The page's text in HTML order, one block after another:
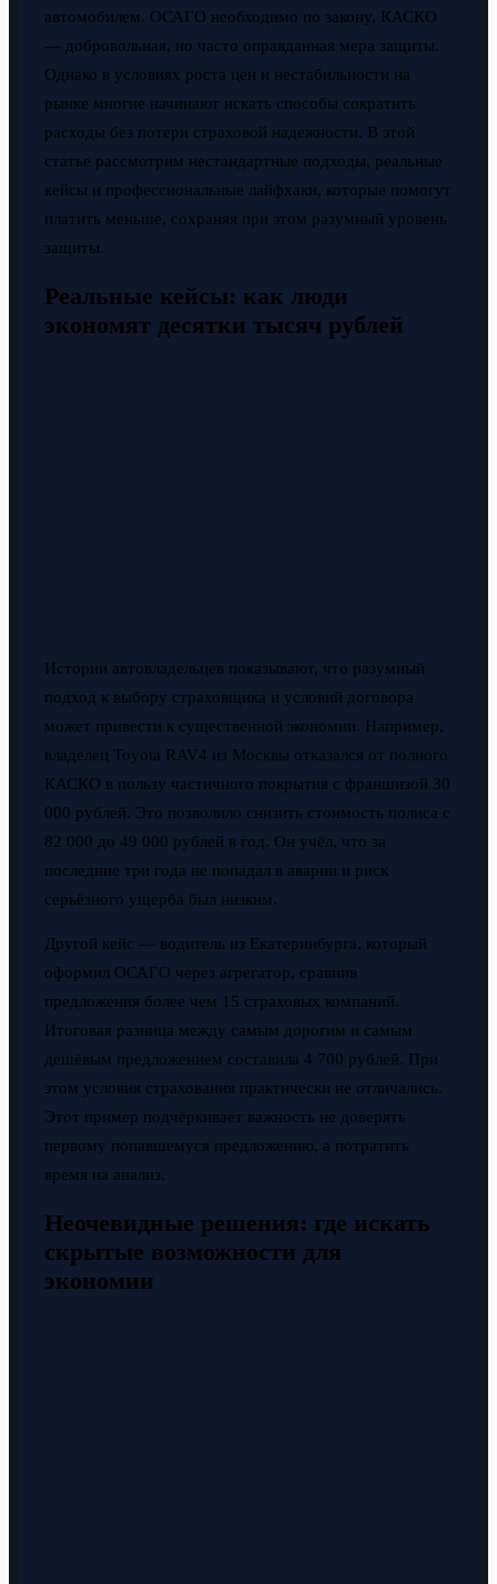
автомобилем. ОСАГО необходимо по закону, КАСКО
— добровольная, но часто оправданная мера защиты.
Однако в условиях роста цен и нестабильности на
рынке многие начинают искать способы сократить
расходы без потери страховой надежности. В этой
статье рассмотрим нестандартные подходы, реальные
кейсы и профессиональные лайфхаки, которые помогут
платить меньше, сохраняя при этом разумный уровень
защиты.
Реальные кейсы: как люди
экономят десятки тысяч рублей
Истории автовладельцев показывают, что разумный
подход к выбору страховщика и условий договора
может привести к существенной экономии. Например,
владелец Toyota RAV4 из Москвы отказался от полного
КАСКО в пользу частичного покрытия с франшизой 30
000 рублей. Это позволило снизить стоимость полиса с
82 000 до 49 000 рублей в год. Он учёл, что за
последние три года не попадал в аварии и риск
серьёзного ущерба был низким.
Другой кейс — водитель из Екатеринбурга, который
оформил ОСАГО через агрегатор, сравнив
предложения более чем 15 страховых компаний.
Итоговая разница между самым дорогим и самым
дешёвым предложением составила 4 700 рублей. При
этом условия страхования практически не отличались.
Этот пример подчёркивает важность не доверять
первому попавшемуся предложению, а потратить
время на анализ.
Неочевидные решения: где искать
скрытые возможности для
экономии